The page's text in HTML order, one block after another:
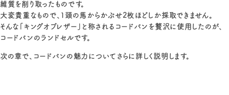
維質を削り取ったものです。
大変貴重なもので、1頭の馬からかぶせ2枚ほどしか採取できません。
そんな「キングオブレザー」と称されるコードバンを贅沢に使用したのが、
コードバンのランドセルです。
次の章で、コードバンの魅力についてさらに詳しく説明します。